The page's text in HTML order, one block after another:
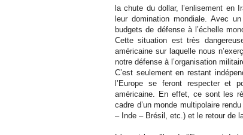
la chute du dollar, l’enlisement en
leur domination mondiale. Avec
budgets de défense à l’échelle
Cette situation est très
américaine sur laquelle nous
notre défense à l’organisation
C’est seulement en restant
l’Europe se feront respecter et
américaine. En effet, ce sont les
cadre d’un monde multipolaire
– Inde – Brésil, etc.) et le retour de